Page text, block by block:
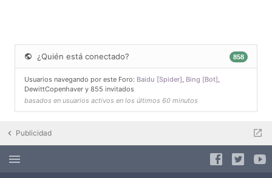
¿Quién está conectado? 858
Usuarios navegando por este Foro: Baidu [Spider], Bing [Bot],
DewittCopenhaver y 855 invitados
basados en usuarios activos en los últimos 60 minutos
Publicidad